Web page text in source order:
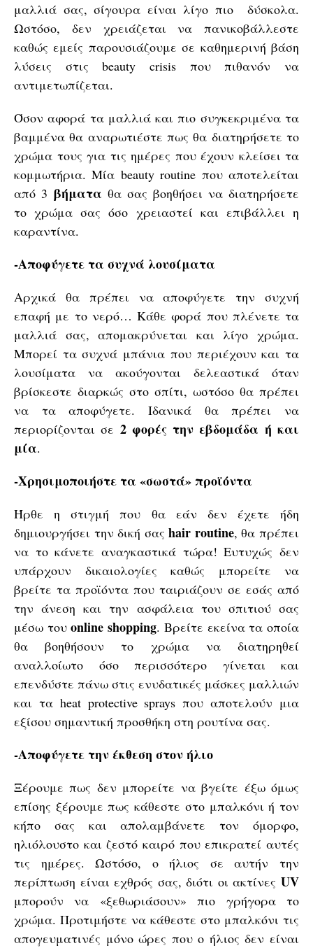
μαλλιά σας, σίγουρα είναι λίγο πιο δύσκολα.
Ωστόσο, δεν χρειάζεται να πανικοβάλλεστε
καθώς εμείς παρουσιάζουμε σε καθημερινή βάση
λύσεις στις beauty crisis που πιθανόν να
αντιμετωπίζεται.
Όσον αφορά τα μαλλιά και πιο συγκεκριμένα τα
βαμμένα θα αναρωτιέστε πως θα διατηρήσετε το
χρώμα τους για τις ημέρες που έχουν κλείσει τα
κομμωτήρια. Μία beauty routine που αποτελείται
από 3 βήματα θα σας βοηθήσει να διατηρήσετε
το χρώμα σας όσο χρειαστεί και επιβάλλει η
καραντίνα.
-Αποφύγετε τα συχνά λουσίματα
Αρχικά θα πρέπει να αποφύγετε την συχνή
επαφή με το νερό… Κάθε φορά που πλένετε τα
μαλλιά σας, απομακρύνεται και λίγο χρώμα.
Μπορεί τα συχνά μπάνια που περιέχουν και τα
λουσίματα να ακούγονται δελεαστικά όταν
βρίσκεστε διαρκώς στο σπίτι, ωστόσο θα πρέπει
να τα αποφύγετε. Ιδανικά θα πρέπει να
περιορίζονται σε 2 φορές την εβδομάδα ή και
μία.
-Χρησιμοποιήστε τα «σωστά» προϊόντα
Ήρθε η στιγμή που θα εάν δεν έχετε ήδη
δημιουργήσει την δική σαςhair routine, θα πρέπει
να το κάνετε αναγκαστικά τώρα! Ευτυχώς δεν
υπάρχουν δικαιολογίες καθώς μπορείτε να
βρείτε τα προϊόντα που ταιριάζουν σε εσάς από
την άνεση και την ασφάλεια του σπιτιού σας
μέσω τουonline shopping. Βρείτε εκείνα τα οποία
θα βοηθήσουν το χρώμα να διατηρηθεί
αναλλοίωτο όσο περισσότερο γίνεται και
επενδύστε πάνω στις ενυδατικές μάσκες μαλλιών
και τα heat protective sprays που αποτελούν μια
εξίσου σημαντική προσθήκη στη ρουτίνα σας.
-Αποφύγετε την έκθεση στον ήλιο
Ξέρουμε πως δεν μπορείτε να βγείτε έξω όμως
επίσης ξέρουμε πως κάθεστε στο μπαλκόνι ή τον
κήπο σας και απολαμβάνετε τον όμορφο,
ηλιόλουστο και ζεστό καιρό που επικρατεί αυτές
τις ημέρες. Ωστόσο, ο ήλιος σε αυτήν την
περίπτωση είναι εχθρός σας, διότι οι ακτίνες UV
μπορούν να «ξεθωριάσουν» πιο γρήγορα το
χρώμα. Προτιμήστε να κάθεστε στο μπαλκόνι τις
απογευματινές μόνο ώρες που ο ήλιος δεν είναι